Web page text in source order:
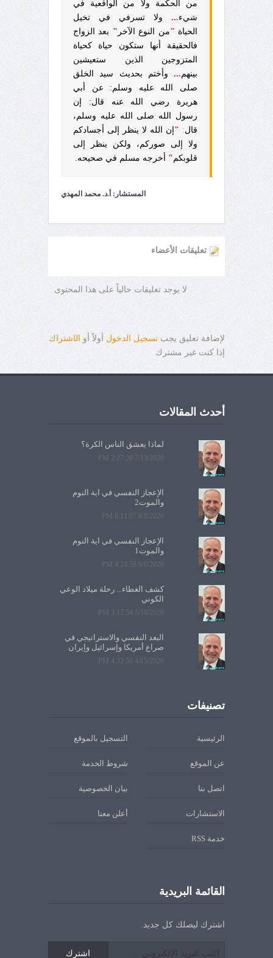
من الحكمة ولا من الواقعية في
شيء...
ولا تسرفي في تخيل
الحياة "من النوع الآخر " بعد الزواج
فالحقيقة أنها ستكون حياة كحياة
المتزوجين الذين ستعيشين
بينهم ... وأختم بحديث سيد الخلق
صلى الله عليه وسلم: عن أبي
هريرة رضي الله عنه قال: إن
رسول الله صلى الله عليه وسلم،
قال:
" إن الله لا ينظر إلى أجسادكم
ولا إلى صوركم، ولكن ينظر إلى
قلوبكم " أخرجه مسلم في صحيحه.
المستشار: أ.د. محمد المهدي
تعليقات الأعضاء
لا يوجد تعليقات حالياً على هذا المحتوى
لإضافة تعليق يجب تسجيل الدخول أولاً أو الاشتراك
إذا كنت غير مشترك
أحدث المقالات
لماذا يعشق الناس الكرة؟
7/13/2026 2:27:26 PM
الإعجاز النفسي في آية النوم
والموت2
6/8/2026 6:11:07 PM
الإعجاز النفسي في آية النوم
والموت1
6/6/2026 4:24:58 PM
كشف الغطاء... رحلة ميلاد الوعي
الكوني
5/10/2026 3:17:54 PM
البعد النفسي والاستراتيجي في
صراع أمريكا وإسرائيل وإيران
4/15/2026 4:32:56 PM
تصنيفات
الرئيسية التسجيل بالموقع
عن الموقع شروط الخدمة
اتصل بنا بيان الخصوصية
الاستشارات أعلن معنا
خدمة RSS
القائمة البريدية
اشترك ليصلك كل جديد.
اشترك